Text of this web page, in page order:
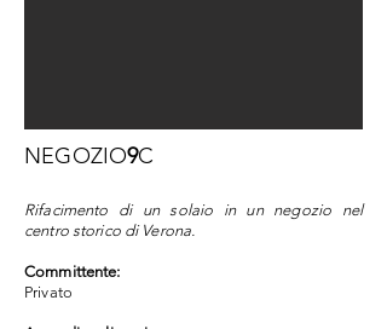
NEGOZIO9C
Rifacimento di un solaio in un negozio nel
centro storico di Verona.
Committente:
Privato